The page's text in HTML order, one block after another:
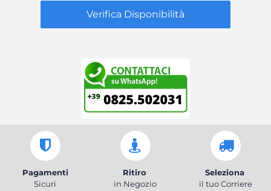
Verifica Disponibilità
Pagamenti
Sicuri
Ritiro
in Negozio
Seleziona
il tuo Corriere